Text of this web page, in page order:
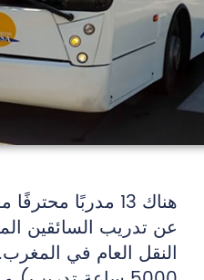
هناك 13 مدربًا
عن تدريب السائقين
النقل العام في